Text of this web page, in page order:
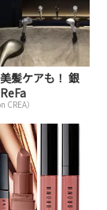
髪ケアも！ 銀
CREA）